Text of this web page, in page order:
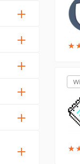
★
★
★
★